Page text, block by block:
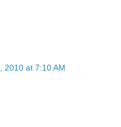
2010 at 7:10 AM